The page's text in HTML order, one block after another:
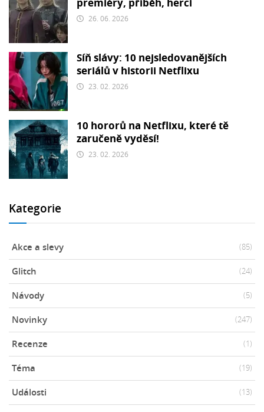
premiéry, příběh, herci
26. 06. 2026
Síň slávy: 10 nejsledovanějších
seriálů v historii Netflixu
23. 02. 2026
10 hororů na Netflixu, které tě
zaručeně vyděsí!
23. 02. 2026
Kategorie
Akce a slevy (85)
Glitch (24)
Návody (5)
Novinky (247)
Recenze (1)
Téma (19)
Události (13)